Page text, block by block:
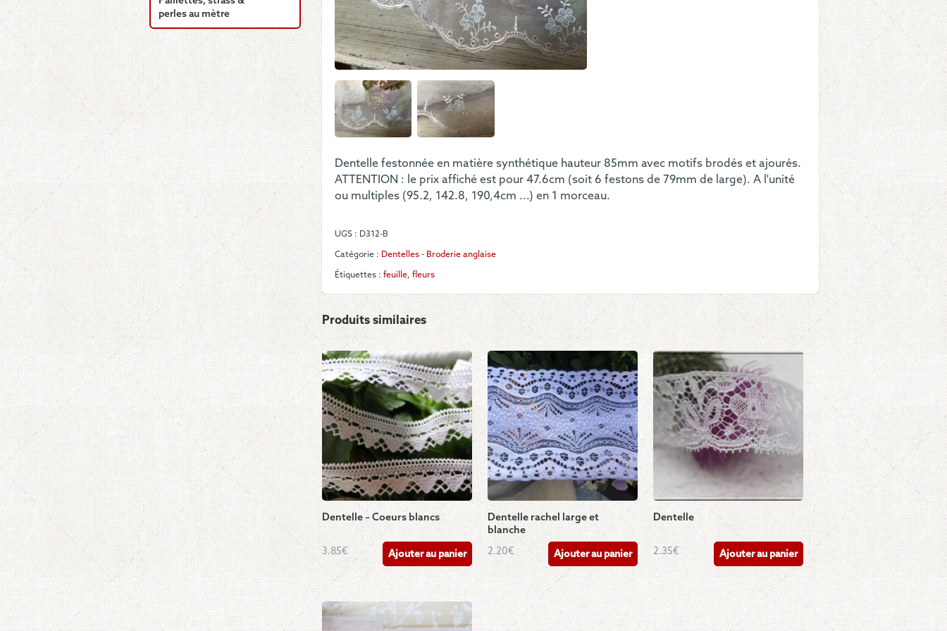
Dentelle festonnée en matière synthétique hauteur 85mm avec motifs brodés et ajourés.
ATTENTION : le prix affiché est pour 47.6cm (soit 6 festons de 79mm de large). A l'unité
ou multiples (95.2, 142.8, 190,4cm ...) en 1 morceau.
UGS : D312-B
Catégorie : Dentelles - Broderie anglaise
Étiquettes : feuille, fleurs
Produits similaires
Dentelle – Coeurs blancs
3.85€ Ajouter au panier
Dentelle rachel large et
blanche
2.20€ Ajouter au panier
Dentelle
2.35€ Ajouter au panier
perles au mètre